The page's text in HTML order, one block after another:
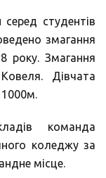
студентів
змагання
року. Змагання
Дівчата
1000м.
команда
коледжу за
місце.